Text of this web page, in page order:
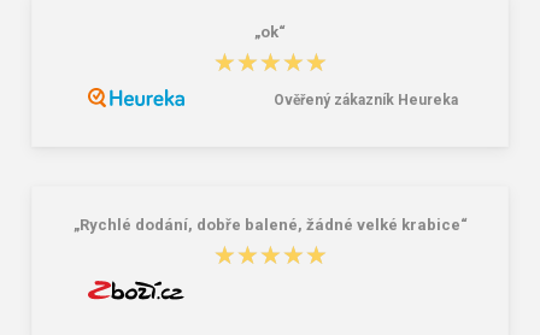
„ok“
★★★★★
★★★★★
Ověřený zákazník Heureka
„Rychlé dodání, dobře balené, žádné velké krabice“
★★★★★
★★★★★